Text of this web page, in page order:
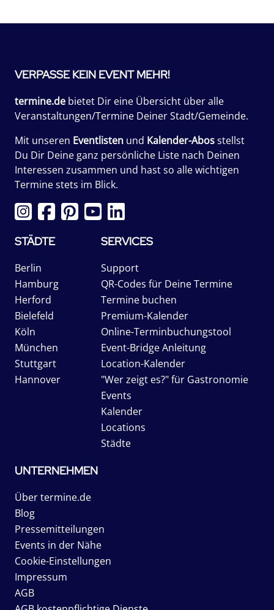
VERPASSE KEIN EVENT MEHR!
termine.de bietet Dir eine Übersicht über alle
Veranstaltungen/Termine Deiner Stadt/Gemeinde.
Mit unseren Eventlisten und Kalender-Abosstellst
Du Dir Deine ganz persönliche Liste nach Deinen
Interessen zusammen und hast so alle wichtigen
Termine stets im Blick.
STÄDTE
Berlin
Hamburg
Herford
Bielefeld
Köln
München
Stuttgart
Hannover
SERVICES
Support
QR-Codes für Deine Termine
Termine buchen
Premium-Kalender
Online-Terminbuchungstool
Event-Bridge Anleitung
Location-Kalender
"Wer zeigt es?" für Gastronomie
Events
Kalender
Locations
Städte
UNTERNEHMEN
Über termine.de
Blog
Pressemitteilungen
Events in der Nähe
Cookie-Einstellungen
Impressum
AGB